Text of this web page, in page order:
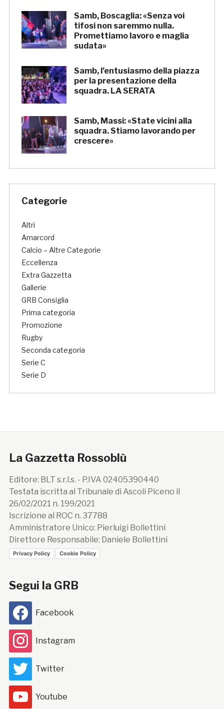
Samb, Boscaglia: «Senza voi
tifosi non saremmo nulla.
Promettiamo lavoro e maglia
sudata»
Samb, l’entusiasmo della piazza
per la presentazione della
squadra. LA SERATA
Samb, Massi: «State vicini alla
squadra. Stiamo lavorando per
crescere»
Categorie
Altri
Amarcord
Calcio – Altre Categorie
Eccellenza
Extra Gazzetta
Gallerie
GRB Consiglia
Prima categoria
Promozione
Rugby
Seconda categoria
Serie C
Serie D
La Gazzetta Rossoblù
Editore: BLT s.r.l.s. - P.IVA 02405390440
Testata iscritta al Tribunale di Ascoli Piceno il
26/02/2021 n. 199/2021
Iscrizione al ROC n. 37788
Amministratore Unico: Pierluigi Bollettini
Direttore Responsabile: Daniele Bollettini
Privacy Policy Cookie Policy
Segui la GRB
Facebook
Instagram
Twitter
Youtube